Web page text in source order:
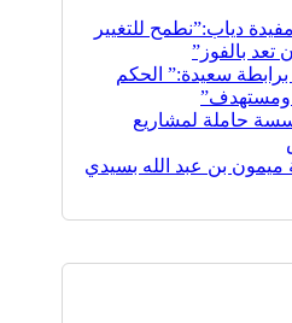
دياب:”نطمح للتغيير
تعد بالفوز”
سعيدة:” الحكم
ومستهدف”
حاملة لمشاريع
ميمون بن عبد الله بسيدي